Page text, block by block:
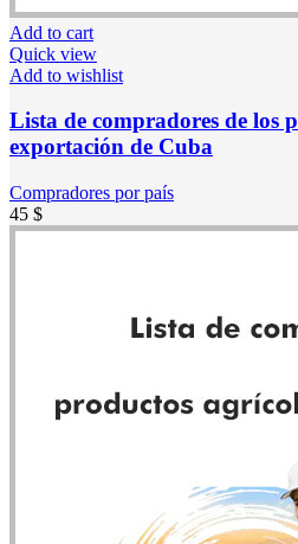
Add to cart
Quick view
Add to wishlist
Lista de compradores de los
exportación de Cuba
Compradores por país
45 $